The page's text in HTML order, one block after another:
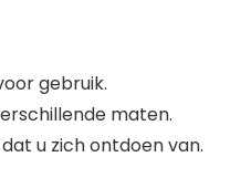
gebruik.
maten.
u zich ontdoen van.